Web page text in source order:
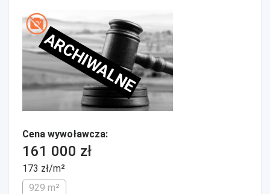
ARCHIWALNE
Cena wywoławcza:
161 000 zł
173 zł/m²
929 m²